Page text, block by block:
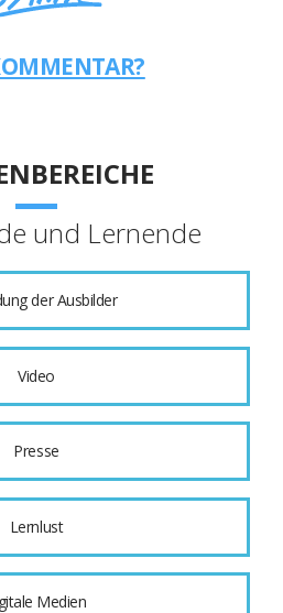
und Lernende
der Ausbilder
Video
Presse
Lernlust
Medien